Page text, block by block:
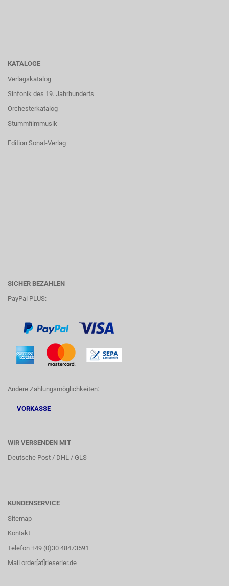
KATALOGE
Verlagskatalog
Sinfonik des 19. Jahrhunderts
Orchesterkatalog
Stummfilmmusik
Edition Sonat-Verlag
SICHER BEZAHLEN
PayPal PLUS:
Andere Zahlungsmöglichkeiten:
VORKASSE
WIR VERSENDEN MIT
Deutsche Post / DHL / GLS
KUNDENSERVICE
Sitemap
Kontakt
Telefon +49 (0)30 48473591
Mail order[at]rieserler.de